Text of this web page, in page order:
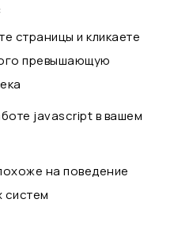
страницы и кликаете
превышающую
javascript в вашем
на поведение
систем